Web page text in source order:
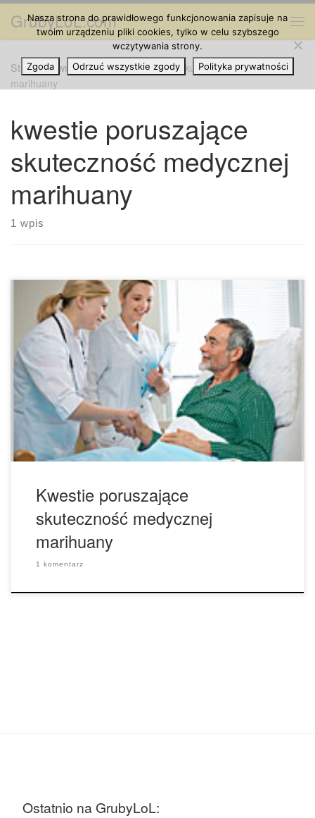
Przejdź do treści
GrubyLoL.com
Strona główna » kwestie poruszające skuteczność medycznej
marihuany
kwestie poruszające
skuteczność medycznej
marihuany
1 wpis
Medyczna marihuana przepisywana jest do leczenia
różnych objawów chorób przewlekłych – od bólu, nudności,
poprzez skurcze mięśni – ale według nowej analizy, jej
skuteczność w konkretnych zastosowaniach nie jest do
końca jasna. Naukowcy poddali przeglądowi prawie 80
randomizowanych badań, które obejmowały około 6.500
uczestników. Autorzy odkryli umiarkowanej jakości dowody
na […]
Kwestie poruszające
skuteczność medycznej
marihuany
1 komentarz
Ostatnio na GrubyLoL:
Nasza strona do prawidłowego funkcjonowania zapisuje na
twoim urządzeniu pliki cookies, tylko w celu szybszego
wczytywania strony.
Zgoda
Odrzuć wszystkie zgody Polityka prywatności